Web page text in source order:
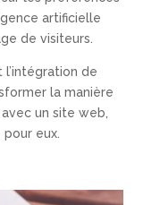
artificielle
de visiteurs.
de
la manière
un site web,
eux.